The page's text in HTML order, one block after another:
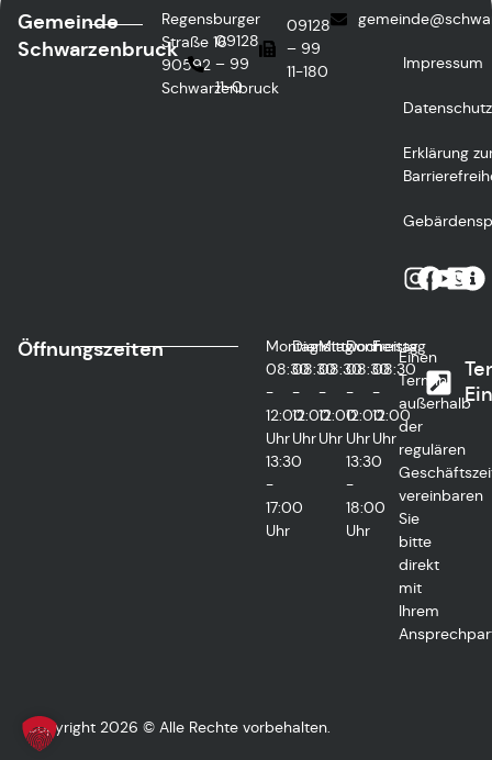
Gemeinde
Schwarzenbruck
Regensburger
Straße 16
90592
Schwarzenbruck
09128
– 99
11-0
09128
– 99
11-180
Impressum
Erklärung
Öffnungszeiten
Montag
08:30
-
12:00
Uhr
13:30
-
17:00
Uhr
Dienstag
08:30
-
12:00
Uhr
Mittwoch
08:30
-
12:00
Uhr
Donnerstag
08:30
-
12:00
Uhr
13:30
-
18:00
Uhr
Freitag
08:30
-
12:00
Uhr
Einen
Termin
außerhalb
der
regulären
vereinbaren
Sie
bitte
direkt
mit
Ihrem
Copyright 2026 © Alle Rechte vorbehalten.